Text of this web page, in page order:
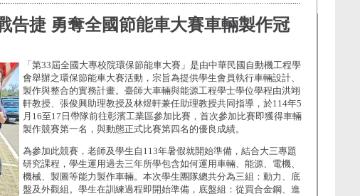
告捷 勇奪全國節能車大賽車輛製作冠
「第33屆全國大專校院環保節能車大賽」是由中華民國自動機工程學
會舉辦之環保節能車大賽活動，宗旨為提供學生會員執行車輛設計、
製作與整合的實務計畫。臺師大車輛與能源工程學士學位學程由洪翊
軒教授、張俊興助理教授及林煜軒兼任助理教授共同指導，於114年5
月16至17日帶隊前往彰濱工業區參加比賽，首次參加比賽即獲得車輛
製作競賽第一名，與動態正式比賽第四名的優良成績。
為參加此競賽，老師及學生自113年暑假就開始準備，結合大三專題
研究課程，學生運用過去三年所學包含如何運用車輛、能源、電機、
機械、製圖等能力製作車輛。本次學生團隊總共分為三組：動力、底
盤及外觀組。學生在訓練過程即開始準備，底盤組：從買合金鋼、進